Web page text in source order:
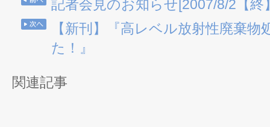
記者会見のお知らせ[2007/8/2【終
【新刊】『高レベル放射性廃棄
た！』
関連記事